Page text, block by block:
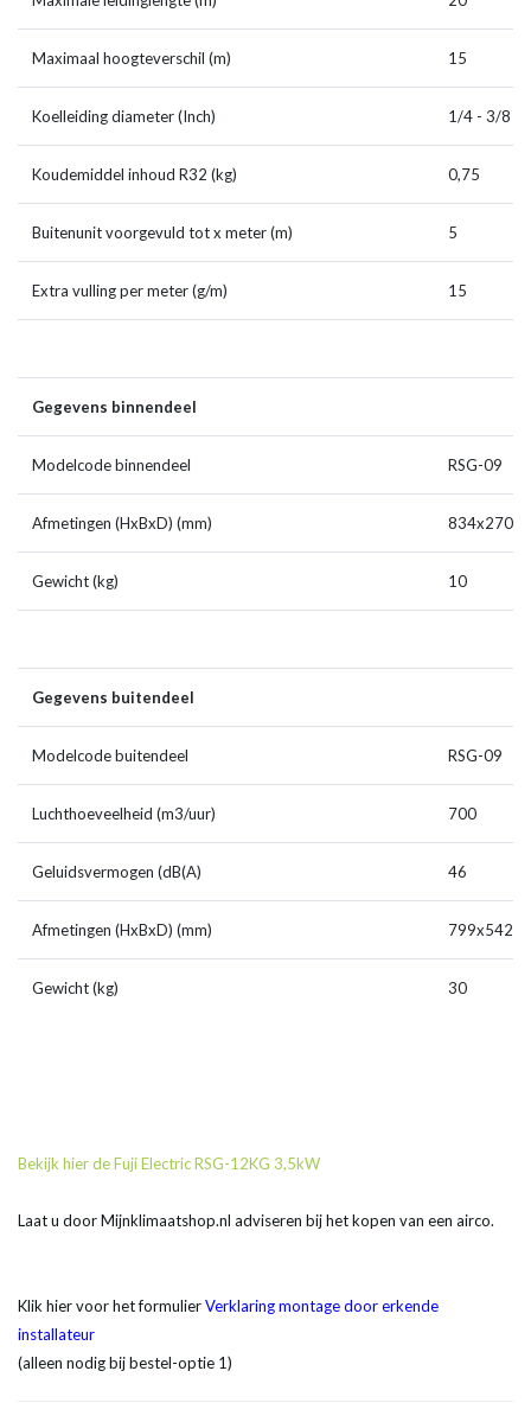
Maximaal hoogteverschil (m) 15
Koelleiding diameter (Inch) 1/4 - 3/8
Koudemiddel inhoud R32 (kg) 0,75
Buitenunit voorgevuld tot x meter (m) 5
Extra vulling per meter (g/m) 15
Gegevens binnendeel
Modelcode binnendeel RSG-09
Afmetingen (HxBxD) (mm)
Gewicht (kg) 10
Gegevens buitendeel
Modelcode buitendeel RSG-09
Luchthoeveelheid (m3/uur) 700
Geluidsvermogen (dB(A) 46
Afmetingen (HxBxD) (mm)
Gewicht (kg) 30
Bekijk hier de Fuji Electric RSG-12KG 3,5kW
Laat u door Mijnklimaatshop.nl adviseren bij het kopen van een airco.
Klik hier voor het formulierVerklaring montage door erkende
installateur
(alleen nodig bij bestel-optie 1)